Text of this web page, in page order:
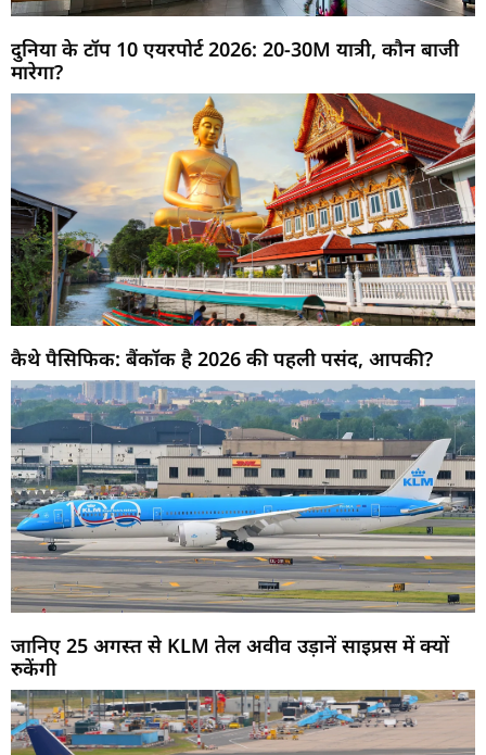
दुनिया के टॉप 10 एयरपोर्ट 2026: 20-30M यात्री, कौन बाजी
मारेगा?
कैथे पैसिफिक: बैंकॉक है 2026 की पहली पसंद, आपकी?
जानिए 25 अगस्त से KLM तेल अवीव उड़ानें साइप्रस में क्यों
रुकेंगी